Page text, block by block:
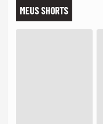
MEUS SHORTS